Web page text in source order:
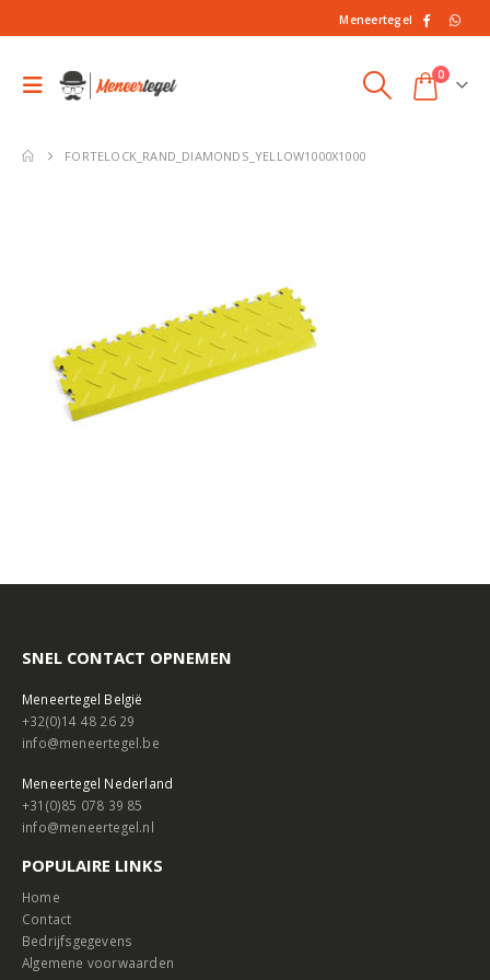
Meneertegel
0
FORTELOCK_RAND_DIAMONDS_YELLOW1000X1000
SNEL CONTACT OPNEMEN
Meneertegel België
+32(0)14 48 26 29
info@meneertegel.be
Meneertegel Nederland
+31(0)85 078 39 85
info@meneertegel.nl
POPULAIRE LINKS
Home
Contact
Bedrijfsgegevens
Algemene voorwaarden